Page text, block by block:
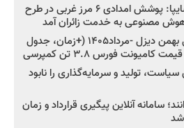
مدیرعامل امدادخودروسایپا: پوشش امدادی ۶ مرز غربی در طرح
شروع فروش ۸ محصول بهمن دیزل -مرداد۱۴۰۵ (+زمان، جدول
فورس ۳.۸ تن کمپرسی
تولید و سرمایه‌گذاری را نابود
سامانه آنلاین پیگیری قرارداد و زمان
شد